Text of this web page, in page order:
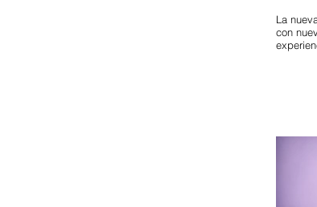
La
con